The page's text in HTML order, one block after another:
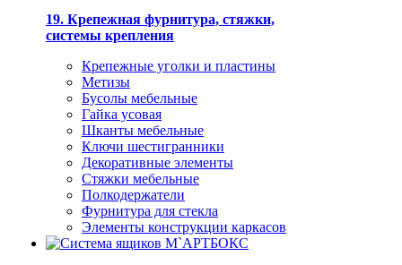
19. Крепежная фурнитура, стяжки,
системы крепления
Крепежные уголки и пластины
Метизы
Бусолы мебельные
Гайка усовая
Шканты мебельные
Ключи шестигранники
Декоративные элементы
Стяжки мебельные
Полкодержатели
Фурнитура для стекла
Элементы конструкции каркасов